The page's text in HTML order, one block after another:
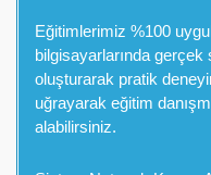
Eğitimlerimiz %100
bilgisayarlarında gerçek
oluşturarak pratik
uğrayarak eğitim
alabilirsiniz.